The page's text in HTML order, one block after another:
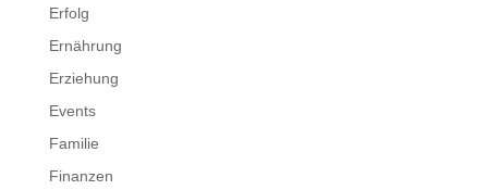
Erfolg
Ernährung
Erziehung
Events
Familie
Finanzen